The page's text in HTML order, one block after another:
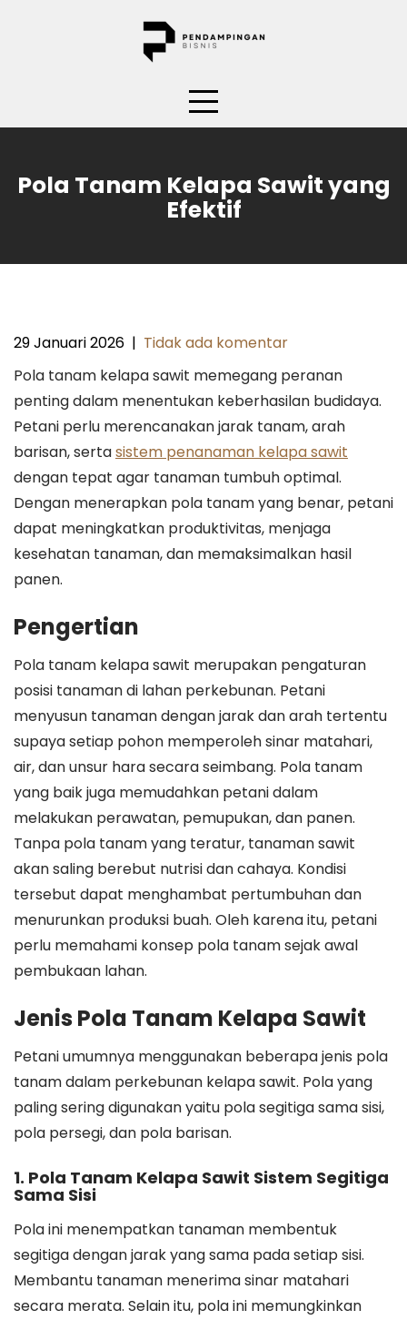
Pola Tanam Kelapa Sawit yang
Efektif
29 Januari 2026 | Tidak ada komentar
Pola tanam kelapa sawit memegang peranan
penting dalam menentukan keberhasilan budidaya.
Petani perlu merencanakan jarak tanam, arah
barisan, sertasistem penanaman kelapa sawit
dengan tepat agar tanaman tumbuh optimal.
Dengan menerapkan pola tanam yang benar, petani
dapat meningkatkan produktivitas, menjaga
kesehatan tanaman, dan memaksimalkan hasil
panen.
Pengertian
Pola tanam kelapa sawit merupakan pengaturan
posisi tanaman di lahan perkebunan. Petani
menyusun tanaman dengan jarak dan arah tertentu
supaya setiap pohon memperoleh sinar matahari,
air, dan unsur hara secara seimbang. Pola tanam
yang baik juga memudahkan petani dalam
melakukan perawatan, pemupukan, dan panen.
Tanpa pola tanam yang teratur, tanaman sawit
akan saling berebut nutrisi dan cahaya. Kondisi
tersebut dapat menghambat pertumbuhan dan
menurunkan produksi buah. Oleh karena itu, petani
perlu memahami konsep pola tanam sejak awal
pembukaan lahan.
Jenis Pola Tanam Kelapa Sawit
Petani umumnya menggunakan beberapa jenis pola
tanam dalam perkebunan kelapa sawit. Pola yang
paling sering digunakan yaitu pola segitiga sama sisi,
pola persegi, dan pola barisan.
1. Pola Tanam Kelapa Sawit Sistem Segitiga
Sama Sisi
Pola ini menempatkan tanaman membentuk
segitiga dengan jarak yang sama pada setiap sisi.
Membantu tanaman menerima sinar matahari
secara merata. Selain itu, pola ini memungkinkan